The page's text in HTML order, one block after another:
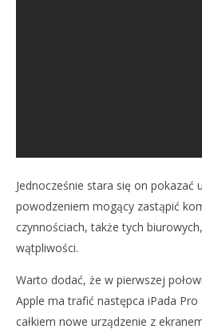
Jednocześnie stara się on pokazać
powodzeniem mogący zastąpić
czynnościach, także tych
wątpliwości.
Warto dodać, że w pierwszej
Apple ma trafić następca iPada
całkiem nowe urządzenie z